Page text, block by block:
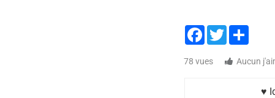
Facebook
TwitterShare
78 vues Aucun
♥